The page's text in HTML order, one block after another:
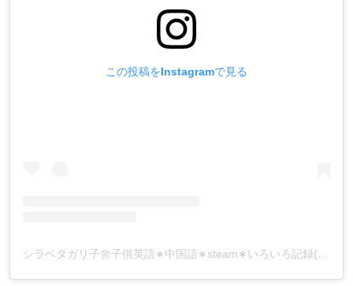
この投稿をInstagramで見る
シラベタガリ子🌼子供英語∗中国語∗steam∗いろいろ記録(@shirabetagariko)がシェアした投稿